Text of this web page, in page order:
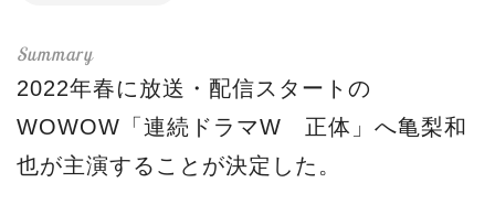
2022年春に放送・配信スタートの
WOWOW「連続ドラマW 正体」へ亀梨和
也が主演することが決定した。